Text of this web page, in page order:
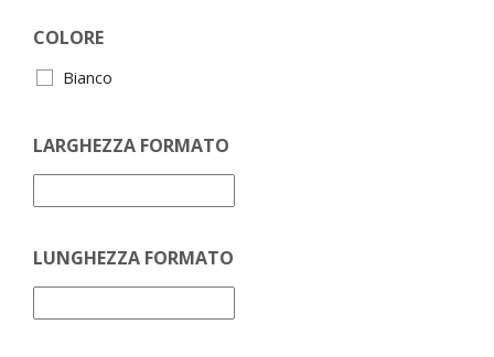
COLORE
Bianco
LARGHEZZA FORMATO
LUNGHEZZA FORMATO